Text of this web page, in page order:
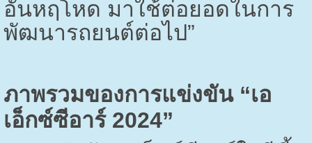
อันหฤโหด มาใช้ต่อยอดในการ
พัฒนารถยนต์ต่อไป”
ภาพรวมของการแข่งขัน “เอ
เอ็กซ์ซีอาร์ 2024”